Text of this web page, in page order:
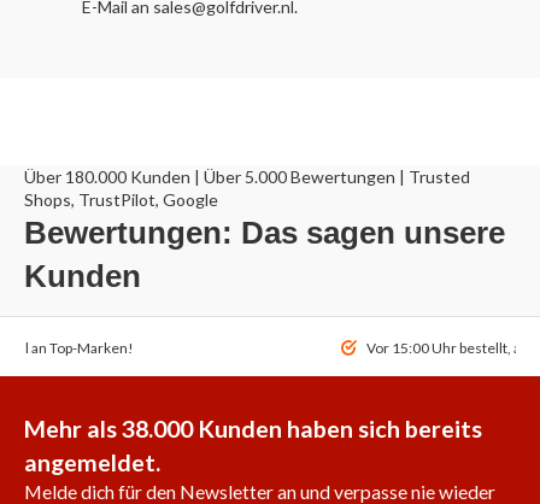
E-Mail an sales@golfdriver.nl.
Über 180.000 Kunden | Über 5.000 Bewertungen | Trusted
Shops, TrustPilot, Google
Bewertungen: Das sagen unsere
Kunden
an Top-Marken! Vor 15:00 Uhr bestellt,
Mehr als 38.000 Kunden haben sich bereits
angemeldet.
Melde dich für den Newsletter an und verpasse nie wieder